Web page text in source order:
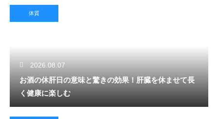
体質
2026.08.07
お酒の休肝日の意味と驚きの効果！肝臓を休ませて長
く健康に楽しむ